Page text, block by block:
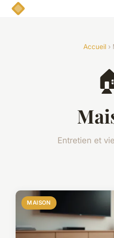
Accueil ›
Entretien et
MAISON